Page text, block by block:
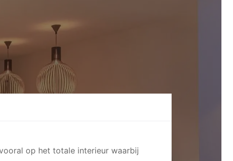
op het totale interieur waarbij